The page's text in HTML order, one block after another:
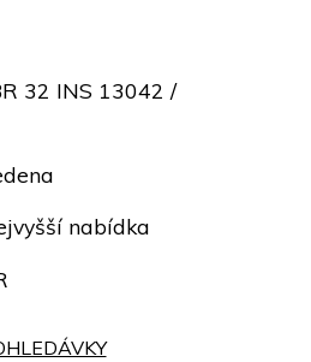
32 INS 13042 /
nabídka